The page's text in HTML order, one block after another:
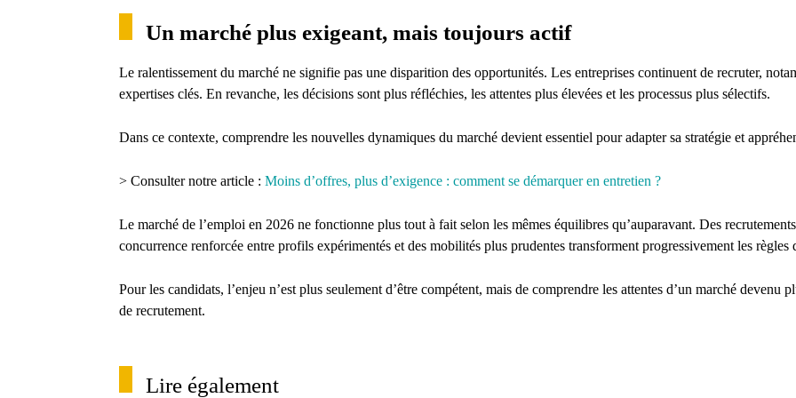
Un marché plus exigeant, mais toujours actif
Le ralentissement du marché ne signifie pas une disparition des opportunités. Les entreprises continuent de recruter,
expertises clés. En revanche, les décisions sont plus réfléchies, les attentes plus élevées et les processus plus sélectifs.
Dans ce contexte, comprendre les nouvelles dynamiques du marché devient essentiel pour adapter sa stratégie et
> Consulter notre article :Moins d’offres, plus d’exigence : comment se démarquer en entretien ?
Le marché de l’emploi en 2026 ne fonctionne plus tout à fait selon les mêmes équilibres qu’auparavant. Des
concurrence renforcée entre profils expérimentés et des mobilités plus prudentes transforment progressivement les règles
Pour les candidats, l’enjeu n’est plus seulement d’être compétent, mais de comprendre les attentes d’un marché devenu
de recrutement.
Lire également